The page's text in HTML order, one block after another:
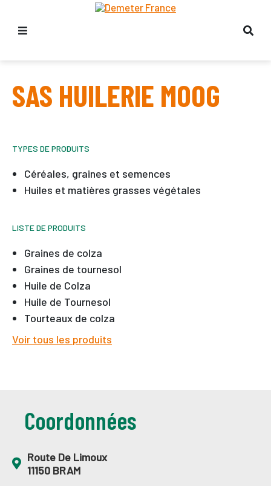
SAS HUILERIE MOOG
TYPES DE PRODUITS
Céréales, graines et semences
Huiles et matières grasses végétales
LISTE DE PRODUITS
Graines de colza
Graines de tournesol
Huile de Colza
Huile de Tournesol
Tourteaux de colza
Voir tous les produits
Coordonnées
Route De Limoux
11150 BRAM